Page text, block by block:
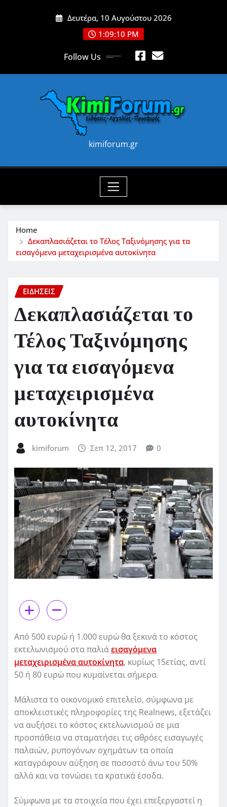
Δευτέρα, 10 Αυγούστου 2026
1:09:12 PM
Follow Us
kimiforum.gr
Home
Δεκαπλασιάζεται το Τέλος Ταξινόμησης για τα
εισαγόμενα μεταχειρισμένα αυτοκίνητα
ΕΙΔΗΣΕΙΣ
Δεκαπλασιάζεται το
Τέλος Ταξινόμησης
για τα εισαγόμενα
μεταχειρισμένα
αυτοκίνητα
kimiforum Σεπ 12, 2017 0
Από 500 ευρώ ή 1.000 ευρώ θα ξεκινά το κόστος
εκτελωνισμού στα παλιάεισαγόμενα
μεταχειρισμένα αυτοκίνητα, κυρίως 15ετίας, αντί
50 ή 80 ευρώ που κυμαίνεται σήμερα.
Μάλιστα το οικονομικό επιτελείο, σύμφωνα με
αποκλειστικές πληροφορίες της Realnews, εξετάζει
να αυξήσει το κόστος εκτελωνισμού σε μια
προσπάθεια να σταματήσει τις αθρόες εισαγωγές
παλαιών, ρυπογόνων οχημάτων τα οποία
καταγράφουν αύξηση σε ποσοστό άνω του 50%
αλλά και να τονώσει τα κρατικά έσοδα.
Σύμφωνα με τα στοιχεία που έχει επεξεργαστεί η